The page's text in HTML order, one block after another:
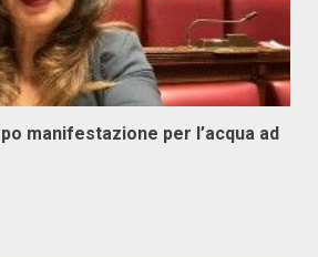
manifestazione per l’acqua ad